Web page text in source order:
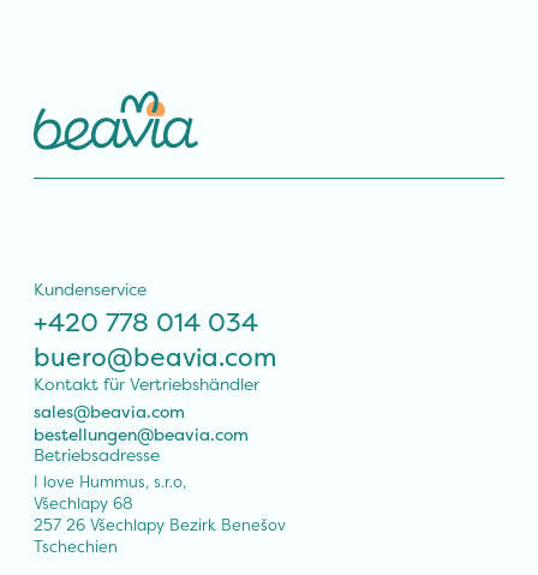
Kundenservice
+420 778 014 034
buero@beavia.com
Kontakt für Vertriebshändler
sales@beavia.com
bestellungen@beavia.com
Betriebsadresse
I love Hummus, s.r.o,
Všechlapy 68
257 26 Všechlapy Bezirk Benešov
Tschechien